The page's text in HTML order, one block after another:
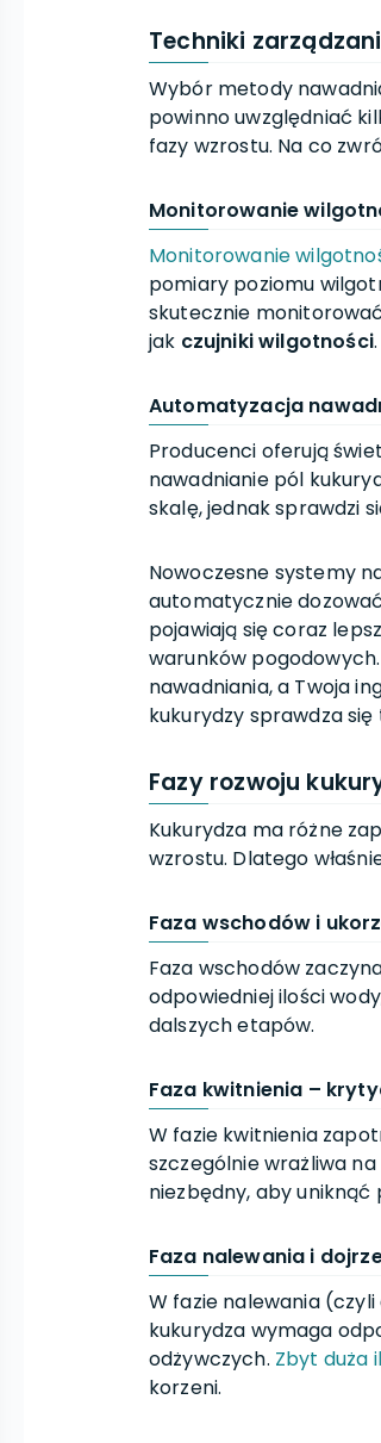
Techniki
Wybór metody
powinno uwzględniać
fazy wzrostu. Na co
Monitorowanie
Monitorowanie
pomiary poziomu
skutecznie
jak czujniki wilgotności
Automatyzacja
Producenci oferują
nawadnianie pól
skalę, jednak sprawdzi
Nowoczesne systemy
automatycznie
pojawiają się coraz
warunków
nawadniania, a Twoja
kukurydzy sprawdza
Fazy rozwoju
Kukurydza ma różne
wzrostu. Dlatego
Faza wschodów i
Faza wschodów
odpowiedniej ilości
dalszych etapów.
Faza kwitnienia –
W fazie kwitnienia
szczególnie wrażliwa
niezbędny, aby
Faza nalewania i
W fazie nalewania
kukurydza wymaga
odżywczych. Zbyt duża
korzeni.